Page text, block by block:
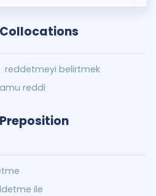
reddetmeyi belirtmek
reddi
ile